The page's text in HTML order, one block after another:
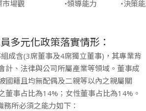
際市場觀 •領導能力 •決策能
多元化政策落實情形：
成含(3席董事及4席獨立董事)，其專業背
計、法律與公司所屬產業等領域。董事成
國籍且均無配偶及二親等以內之親屬關
董事占比為14%；女性董事占比為14%。
所必須之能力如下：